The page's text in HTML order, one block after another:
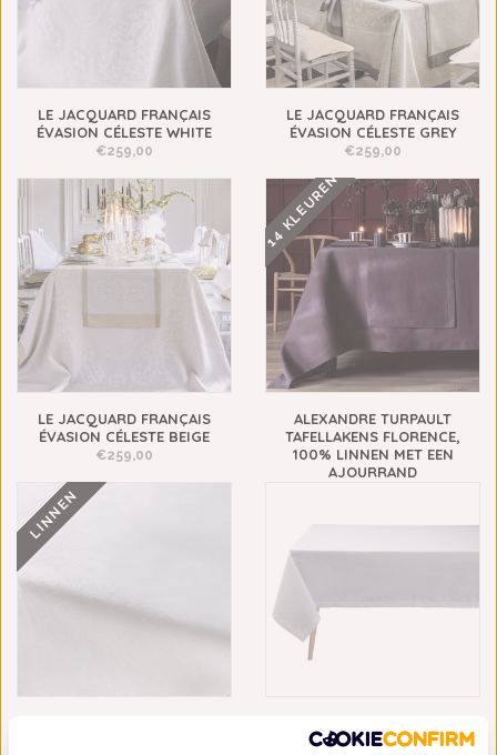
LE JACQUARD FRANÇAIS
ÉVASION CÉLESTE WHITE
€259,00
LE JACQUARD FRANÇAIS
ÉVASION CÉLESTE GREY
€259,00
LE JACQUARD FRANÇAIS
ÉVASION CÉLESTE BEIGE
€259,00
14 KLEUREN
ALEXANDRE TURPAULT
TAFELLAKENS FLORENCE,
100% LINNEN MET EEN
AJOURRAND
LINNEN
PORTOFINO WHITE, VANAF